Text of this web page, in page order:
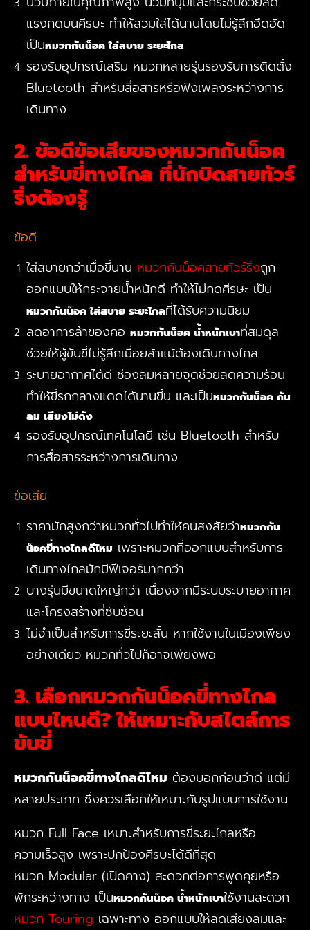
แรงกดบนศีรษะ ทำให้สวมใส่ได้นานโดยไม่รู้สึกอึดอัด
เป็นหมวกกันน็อค ใส่สบาย ระยะไกล
รองรับอุปกรณ์เสริม หมวกหลายรุ่นรองรับการติดตั้ง
Bluetooth สำหรับสื่อสารหรือฟังเพลงระหว่างการ
เดินทาง
2. ข้อดีข้อเสียของหมวกกันน็อค
สำหรับขี่ทางไกล ที่นักบิดสายทัวร์
ริ่งต้องรู้
ข้อดี
ใส่สบายกว่าเมื่อขี่นาน หมวกกันน็อคสายทัวร์ริ่งถูก
ออกแบบให้กระจายน้ำหนักดี ทำให้ไม่กดศีรษะ เป็น
หมวกกันน็อค ใส่สบาย ระยะไกลที่ได้รับความนิยม
ลดอาการล้าของคอ หมวกกันน็อค น้ำหนักเบาที่สมดุล
ช่วยให้ผู้ขับขี่ไม่รู้สึกเมื่อยล้าแม้ต้องเดินทางไกล
ระบายอากาศได้ดี ช่องลมหลายจุดช่วยลดความร้อน
ทำให้ขี่รถกลางแดดได้นานขึ้น และเป็นหมวกกันน็อค กัน
ลม เสียงไม่ดัง
รองรับอุปกรณ์เทคโนโลยี เช่น Bluetooth สำหรับ
การสื่อสารระหว่างการเดินทาง
ข้อเสีย
ราคามักสูงกว่าหมวกทั่วไปทำให้คนสงสัยว่าหมวกกัน
น็อคขี่ทางไกลดีไหม เพราะหมวกที่ออกแบบสำหรับการ
เดินทางไกลมักมีฟีเจอร์มากกว่า
บางรุ่นมีขนาดใหญ่กว่า เนื่องจากมีระบบระบายอากาศ
และโครงสร้างที่ซับซ้อน
ไม่จำเป็นสำหรับการขี่ระยะสั้น หากใช้งานในเมืองเพียง
อย่างเดียว หมวกทั่วไปก็อาจเพียงพอ
3. เลือกหมวกกันน็อคขี่ทางไกล
แบบไหนดี? ให้เหมาะกับสไตล์การ
ขับขี่
หมวกกันน็อคขี่ทางไกลดีไหม ต้องบอกก่อนว่าดี แต่มี
หลายประเภท ซึ่งควรเลือกให้เหมาะกับรูปแบบการใช้งาน
หมวก Full Face เหมาะสำหรับการขี่ระยะไกลหรือ
ความเร็วสูง เพราะปกป้องศีรษะได้ดีที่สุด
หมวก Modular (เปิดคาง) สะดวกต่อการพูดคุยหรือ
พักระหว่างทาง เป็นหมวกกันน็อค น้ำหนักเบาใช้งานสะดวก
หมวก Touring เฉพาะทาง ออกแบบให้ลดเสียงลมและ